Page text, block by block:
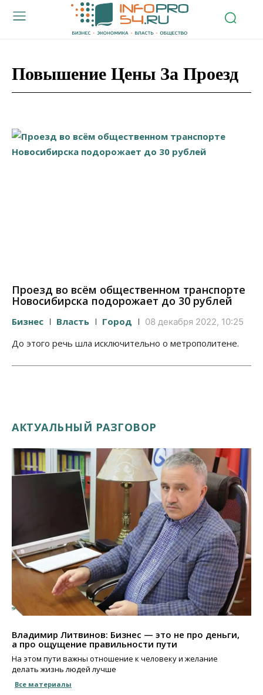
Повышение Цены За Проезд
Проезд во всём общественном транспорте
Новосибирска подорожает до 30 рублей
Бизнес Власть Город 08 декабря 2022, 10:25
До этого речь шла исключительно о метрополитене.
АКТУАЛЬНЫЙ РАЗГОВОР
Владимир Литвинов: Бизнес — это не про деньги,
а про ощущение правильности пути
На этом пути важны отношение к человеку и желание
делать жизнь людей лучше
Все материалы